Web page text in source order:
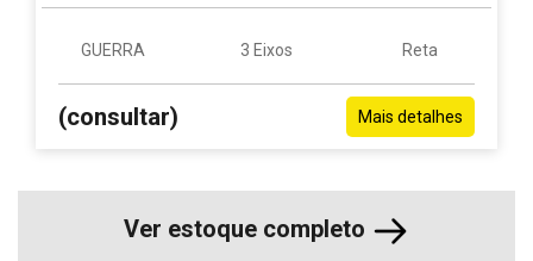
GUERRA 3 Eixos Reta
(consultar) Mais detalhes
Ver estoque completo